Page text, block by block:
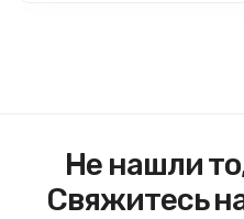
Не нашли
Свяжитесь